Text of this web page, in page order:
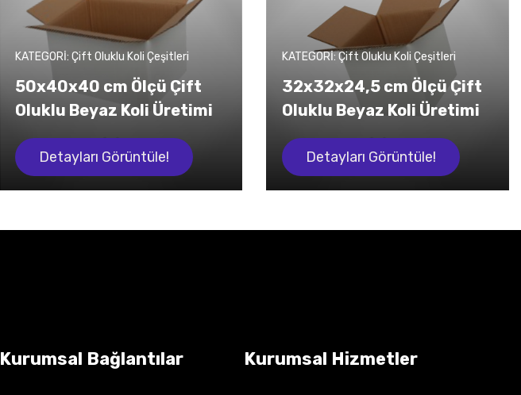
KATEGORİ: Çift Oluklu Koli Çeşitleri
50x40x40 cm Ölçü Çift
Oluklu Beyaz Koli Üretimi
Detayları Görüntüle!
KATEGORİ: Çift Oluklu Koli Çeşitleri
32x32x24,5 cm Ölçü Çift
Oluklu Beyaz Koli Üretimi
Detayları Görüntüle!
Kurumsal Bağlantılar Kurumsal Hizmetler